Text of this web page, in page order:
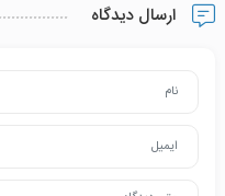
ارسال دیدگاه